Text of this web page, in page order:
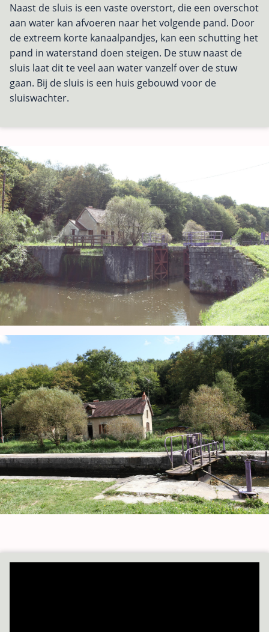
Naast de sluis is een vaste overstort, die een overschot
aan water kan afvoeren naar het volgende pand. Door
de extreem korte kanaalpandjes, kan een schutting het
pand in waterstand doen steigen. De stuw naast de
sluis laat dit te veel aan water vanzelf over de stuw
gaan. Bij de sluis is een huis gebouwd voor de
sluiswachter.